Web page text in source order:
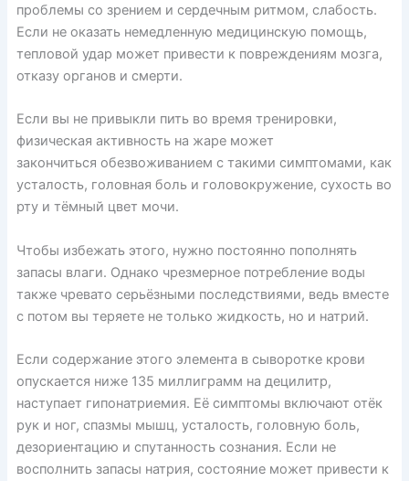
проблемы со зрением и сердечным ритмом, слабость.
Если не оказать немедленную медицинскую помощь,
тепловой удар может привести к повреждениям мозга,
отказу органов и смерти.
Если вы не привыкли пить во время тренировки,
физическая активность на жаре может
закончиться обезвоживанием с такими симптомами, как
усталость, головная боль и головокружение, сухость во
рту и тёмный цвет мочи.
Чтобы избежать этого, нужно постоянно пополнять
запасы влаги. Однако чрезмерное потребление воды
также чревато серьёзными последствиями, ведь вместе
с потом вы теряете не только жидкость, но и натрий.
Если содержание этого элемента в сыворотке крови
опускается ниже 135 миллиграмм на децилитр,
наступает гипонатриемия. Её симптомы включают отёк
рук и ног, спазмы мышц, усталость, головную боль,
дезориентацию и спутанность сознания. Если не
восполнить запасы натрия, состояние может привести к